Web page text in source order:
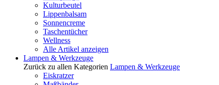
Kulturbeutel
Lippenbalsam
Sonnencreme
Taschentücher
Wellness
Alle Artikel anzeigen
Lampen & Werkzeuge
Zurück zu allen Kategorien Lampen & Werkzeuge
Eiskratzer